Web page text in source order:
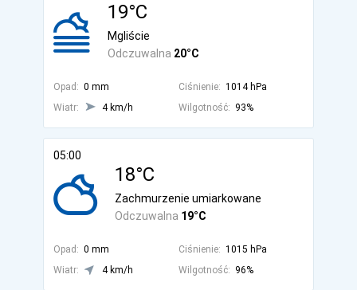
19°C
Odczuwalna 20°C
Mgliście
Opad: 0 mm Ciśnienie: 1014 hPa
Wiatr:
4 km/h Wilgotność: 93%
05:00
18°C
Odczuwalna 19°C
Zachmurzenie umiarkowane
Opad: 0 mm Ciśnienie: 1015 hPa
Wiatr:
4 km/h Wilgotność: 96%